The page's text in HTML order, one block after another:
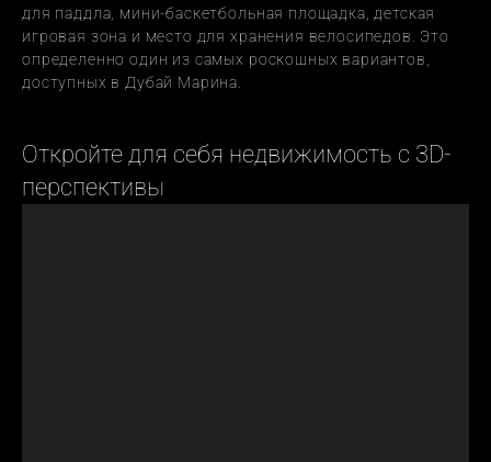
для паддла, мини-баскетбольная площадка, детская
игровая зона и место для хранения велосипедов. Это
определенно один из самых роскошных вариантов,
доступных в Дубай Марина.
Откройте для себя недвижимость с 3D-
перспективы